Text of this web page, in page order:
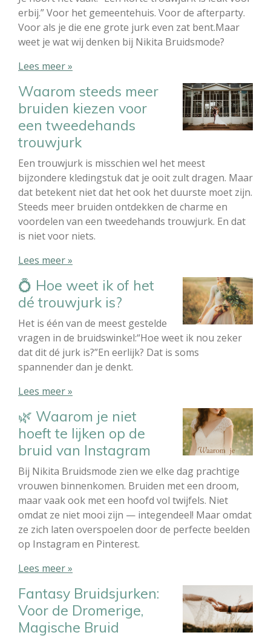
erbij.” Voor het gemeentehuis. Voor de afterparty.
Voor als je die ene grote jurk even zat bent.Maar
weet je wat wij denken bij Nikita Bruidsmode?
Lees meer »
Waarom steeds meer
bruiden kiezen voor
een tweedehands
trouwjurk
Een trouwjurk is misschien wel het meest
bijzondere kledingstuk dat je ooit zult dragen. Maar
dat betekent niet dat het ook het duurste moet zijn.
Steeds meer bruiden ontdekken de charme en
voordelen van een tweedehands trouwjurk. En dat
is niet voor niets.
Lees meer »
💍 Hoe weet ik of het
dé trouwjurk is?
Het is één van de meest gestelde
vragen in de bruidswinkel:“Hoe weet ik nou zeker
dat dit dé jurk is?”En eerlijk? Dat is soms
spannender dan je denkt.
Lees meer »
🌿 Waarom je niet
hoeft te lijken op de
bruid van Instagram
Bij Nikita Bruidsmode zien we elke dag prachtige
vrouwen binnenkomen. Bruiden met een droom,
maar vaak ook met een hoofd vol twijfels. Niet
omdat ze niet mooi zijn — integendeel! Maar omdat
ze zich laten overspoelen door de perfecte beelden
op Instagram en Pinterest.
Lees meer »
Fantasy Bruidsjurken:
Voor de Dromerige,
Magische Bruid